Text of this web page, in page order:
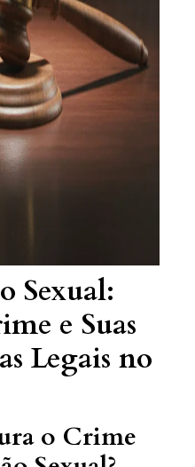
Sexual:
e Suas
Legais no
o Crime